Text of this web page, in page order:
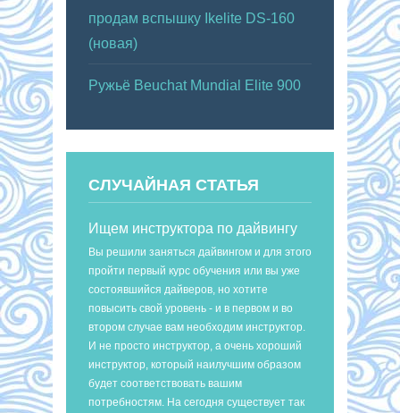
продам вспышку Ikelite DS-160
(новая)
Ружьё Beuchat Mundial Elite 900
СЛУЧАЙНАЯ СТАТЬЯ
Ищем инструктора по дайвингу
Вы решили заняться дайвингом и для этого
пройти первый курс обучения или вы уже
состоявшийся дайверов, но хотите
повысить свой уровень - и в первом и во
втором случае вам необходим инструктор.
И не просто инструктор, а очень хороший
инструктор, который наилучшим образом
будет соответствовать вашим
потребностям. На сегодня существует так